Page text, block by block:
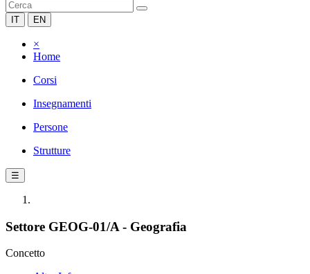
IT EN
×
Home
Corsi
Insegnamenti
Persone
Strutture
☰
Settore GEOG-01/A - Geografia
Concetto